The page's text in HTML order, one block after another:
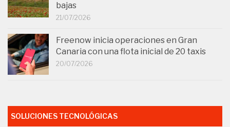
bajas
21/07/2026
Freenow inicia operaciones en Gran
Canaria con una flota inicial de 20 taxis
20/07/2026
SOLUCIONES TECNOLÓGICAS